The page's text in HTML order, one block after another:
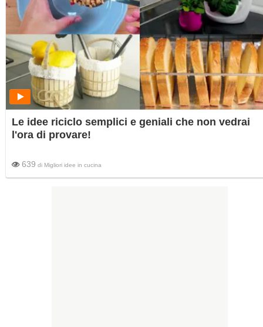
Le idee riciclo semplici e geniali che non vedrai
l'ora di provare!
639 di Migliori idee in cucina